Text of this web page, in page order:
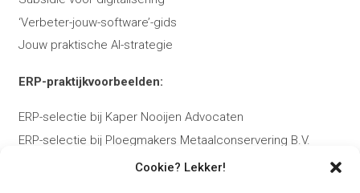
Cookie? Lekker!
‘Verbeter-jouw-software’-gids
Jouw praktische AI-strategie
ERP-praktijkvoorbeelden:
ERP-selectie bij Kaper Nooijen Advocaten
ERP-selectie bij Ploegmakers Metaalconservering B.V.